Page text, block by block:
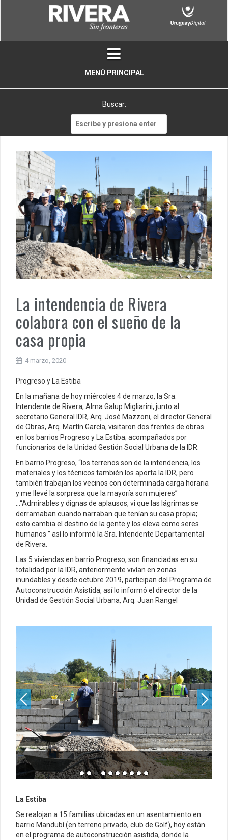
MENÚ PRINCIPAL
Buscar:
La intendencia de Rivera
colabora con el sueño de la
casa propia
4 marzo, 2020
Progreso y La Estiba
En la mañana de hoy miércoles 4 de marzo, la Sra.
Intendente de Rivera, Alma Galup Migliarini, junto al
secretario General IDR, Arq. José Mazzoni, el director General
de Obras, Arq. Martín García, visitaron dos frentes de obras
en los barrios Progreso y La Estiba; acompañados por
funcionarios de la Unidad Gestión Social Urbana de la IDR.
En barrio Progreso, “los terrenos son de la intendencia, los
materiales y los técnicos también los aporta la IDR, pero
también trabajan los vecinos con determinada carga horaria
y me llevé la sorpresa que la mayoría son mujeres”
…“Admirables y dignas de aplausos, vi que las lágrimas se
derramaban cuando narraban que tenían su casa propia;
esto cambia el destino de la gente y los eleva como seres
humanos ” así lo informó la Sra. Intendente Departamental
de Rivera.
Las 5 viviendas en barrio Progreso, son financiadas en su
totalidad por la IDR, anteriormente vivían en zonas
inundables y desde octubre 2019, participan del Programa de
Autoconstrucción Asistida, así lo informó el director de la
Unidad de Gestión Social Urbana, Arq. Juan Rangel
La Estiba
Se realojan a 15 familias ubicadas en un asentamiento en
barrio Mandubí (en terreno privado, club de Golf), hoy están
en el programa de autoconstrucción asistida, donde la